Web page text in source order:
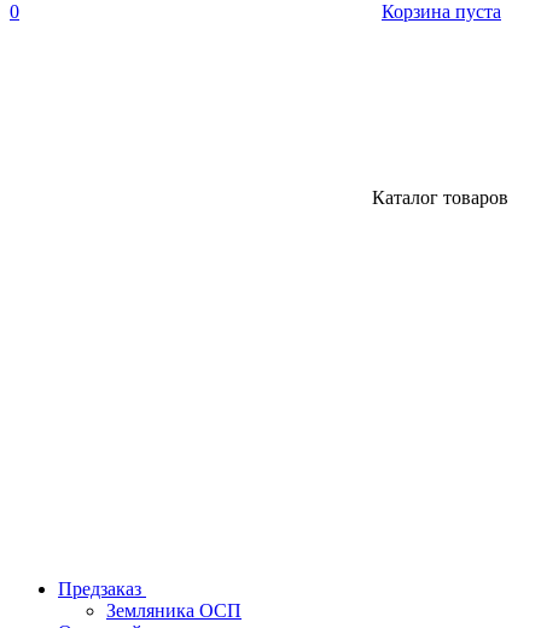
0 Корзина пуста
Каталог товаров
Предзаказ
Земляника ОСП